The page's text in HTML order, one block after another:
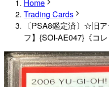
Home
Trading Cards
〔PSA8鑑定済〕☆旧
フ】{SOI-AE047}《コレ